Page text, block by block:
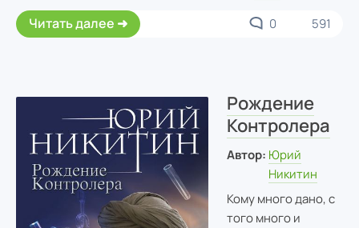
Читать далее 0 591
Рождение
Контролера
Автор: Юрий
Никитин
Кому много дано, с
того много и